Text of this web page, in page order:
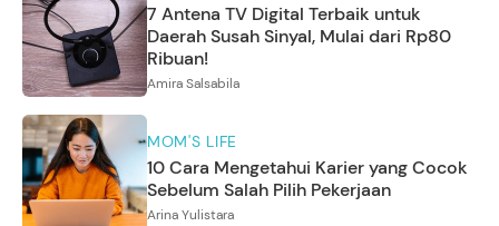
7 Antena TV Digital Terbaik untuk
Daerah Susah Sinyal, Mulai dari Rp80
Ribuan!
Amira Salsabila
MOM'S LIFE
10 Cara Mengetahui Karier yang Cocok
Sebelum Salah Pilih Pekerjaan
Arina Yulistara